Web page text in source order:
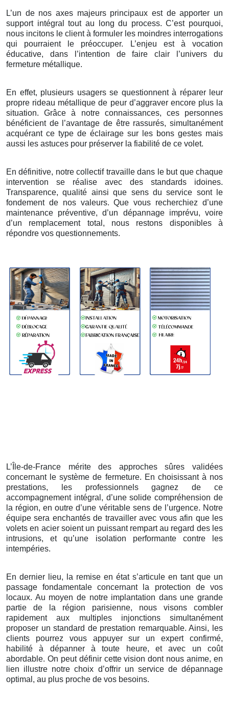
L’un de nos axes majeurs principaux est de apporter un
support intégral tout au long du process. C’est pourquoi,
nous incitons le client à formuler les moindres interrogations
qui pourraient le préoccuper. L’enjeu est à vocation
éducative, dans l’intention de faire clair l’univers du
fermeture métallique.
En effet, plusieurs usagers se questionnent à réparer leur
propre rideau métallique de peur d’aggraver encore plus la
situation. Grâce à notre connaissances, ces personnes
bénéficient de l’avantage de être rassurés, simultanément
acquérant ce type de éclairage sur les bons gestes mais
aussi les astuces pour préserver la fiabilité de ce volet.
En définitive, notre collectif travaille dans le but que chaque
intervention se réalise avec des standards idoines.
Transparence, qualité ainsi que sens du service sont le
fondement de nos valeurs. Que vous recherchiez d’une
maintenance préventive, d’un dépannage imprévu, voire
d’un remplacement total, nous restons disponibles à
répondre vos questionnements.
L’Île-de-France mérite des approches sûres validées
concernant le système de fermeture. En choisissant à nos
prestations, les professionnels gagnez de ce
accompagnement intégral, d’une solide compréhension de
la région, en outre d’une véritable sens de l’urgence. Notre
équipe sera enchantés de travailler avec vous afin que les
volets en acier soient un puissant rempart au regard des les
intrusions, et qu’une isolation performante contre les
intempéries.
En dernier lieu, la remise en état s’articule en tant que un
passage fondamentale concernant la protection de vos
locaux. Au moyen de notre implantation dans une grande
partie de la région parisienne, nous visons combler
rapidement aux multiples injonctions simultanément
proposer un standard de prestation remarquable. Ainsi, les
clients pourrez vous appuyer sur un expert confirmé,
habilité à dépanner à toute heure, et avec un coût
abordable. On peut définir cette vision dont nous anime, en
lien illustre notre choix d’offrir un service de dépannage
optimal, au plus proche de vos besoins.